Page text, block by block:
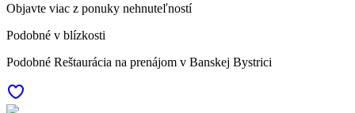
Objavte viac z ponuky nehnuteľností
Podobné v blízkosti
Podobné Reštaurácia na prenájom v Banskej Bystrici